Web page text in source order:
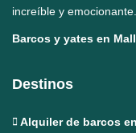
increíble y emocionante.
Barcos y yates en
Destinos
Alquiler de barcos